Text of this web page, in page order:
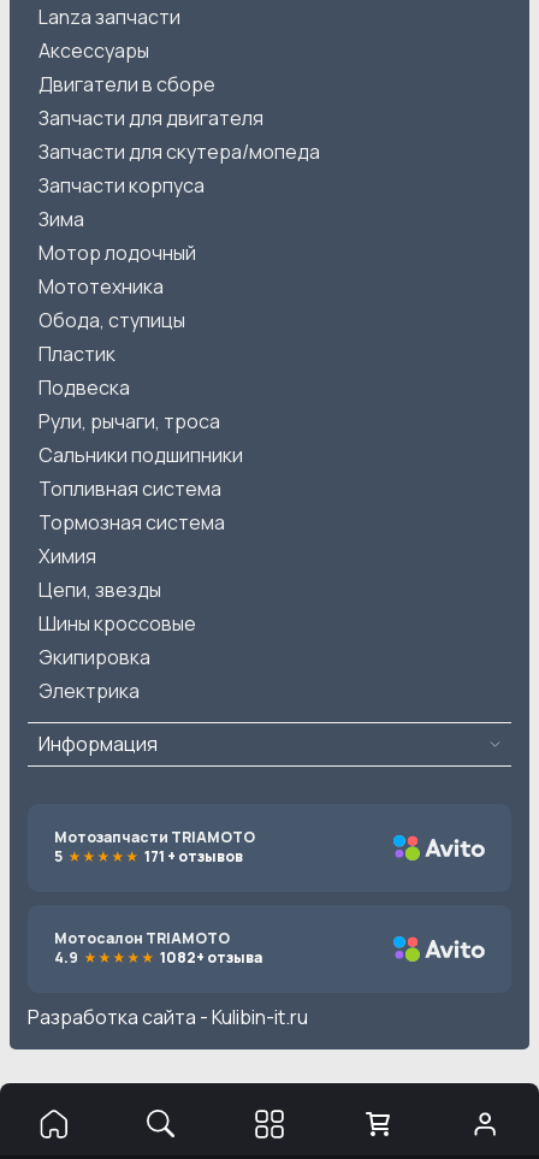
Lanza запчасти
Аксессуары
Двигатели в сборе
Запчасти для двигателя
Запчасти для скутера/мопеда
Запчасти корпуса
Зима
Мотор лодочный
Мототехника
Обода, ступицы
Пластик
Подвеска
Рули, рычаги, троса
Сальники подшипники
Топливная система
Тормозная система
Химия
Цепи, звезды
Шины кроссовые
Экипировка
Электрика
Информация
Мотозапчасти TRIAMOTO
5
171 + отзывов
Мотосалон TRIAMOTO
4.9
1082+ отзыва
Разработка сайта -Kulibin-it.ru